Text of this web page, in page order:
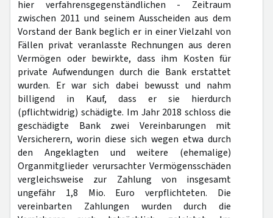
hier verfahrensgegenständlichen - Zeitraum
zwischen 2011 und seinem Ausscheiden aus dem
Vorstand der Bank beglich er in einer Vielzahl von
Fällen privat veranlasste Rechnungen aus deren
Vermögen oder bewirkte, dass ihm Kosten für
private Aufwendungen durch die Bank erstattet
wurden. Er war sich dabei bewusst und nahm
billigend in Kauf, dass er sie hierdurch
(pflichtwidrig) schädigte. Im Jahr 2018 schloss die
geschädigte Bank zwei Vereinbarungen mit
Versicherern, worin diese sich wegen etwa durch
den Angeklagten und weitere (ehemalige)
Organmitglieder verursachter Vermögensschäden
vergleichsweise zur Zahlung von insgesamt
ungefähr 1,8 Mio. Euro verpflichteten. Die
vereinbarten Zahlungen wurden durch die